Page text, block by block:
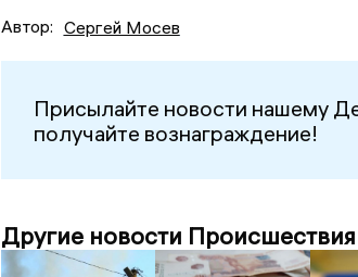
Автор: Сергей Мосев
Присылайте новости нашему
получайте вознаграждение!
Другие новости Происшествия